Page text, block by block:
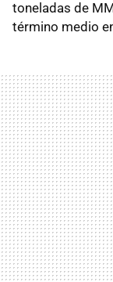
toneladas de
término medio